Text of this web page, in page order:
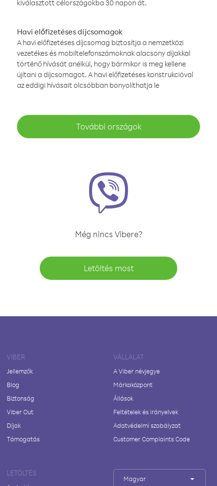
kiválasztott célországokba 30 napon át.
Havi előfizetéses díjcsomagok
A havi előfizetéses díjcsomag biztosítja a nemzetközi
vezetékes és mobiltelefonszámoknak alacsony díjakkal
történő hívását anélkül, hogy bármikor is meg kellene
újítani a díjcsomagot. A havi előfizetéses konstrukcióval
az eddigi hívásait olcsóbban bonyolíthatja le
További országok
Még nincs Vibere?
Letöltés most
VIBER
Jellemzők
Blog
Biztonság
Viber Out
Díjak
Támogatás
VÁLLALAT
A Viber névjegye
Márkaközpont
Állások
Feltételek és irányelvek
Adatvédelmi szabályzat
Customer Complaints Code
LETÖLTÉS
Magyar